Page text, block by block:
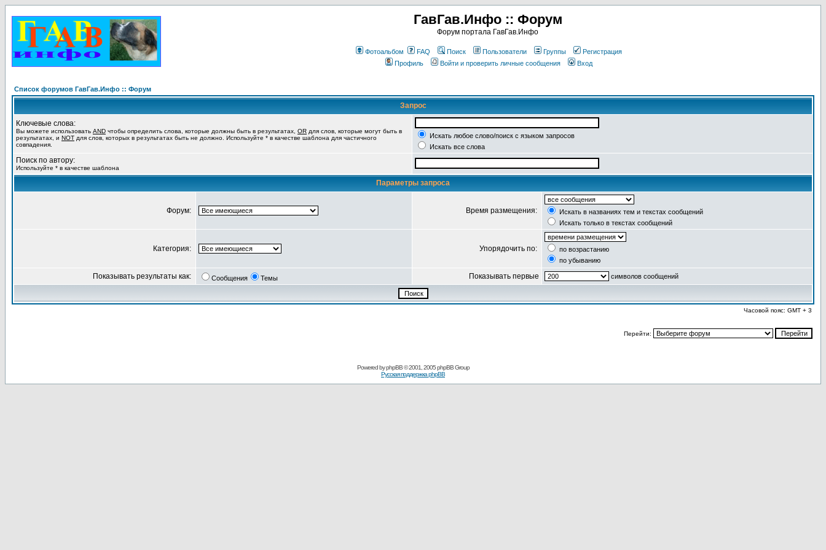
ГавГав.Инфо :: Форум
Форум портала ГавГав.Инфо
Фотоальбом FAQ Поиск Пользователи Группы
Регистрация
Профиль
Войти и проверить личные сообщения Вход
Список форумов ГавГав.Инфо :: Форум
Запрос
Ключевые слова:
Вы можете использовать AND чтобы определить слова, которые должны быть в результатах, OR для слов, которые могут быть в
результатах, и NOT для слов, которых в результатах быть не должно. Используйте * в качестве шаблона для частичного
совпадения.
Искать любое слово/поиск с языком запросов
Искать все слова
Поиск по автору:
Используйте * в качестве шаблона
Параметры запроса
Форум: Время размещения:
Искать в названиях тем и текстах сообщений
Искать только в текстах сообщений
Категория: Упорядочить по:
по возрастанию
по убыванию
Показывать результаты как: Сообщения Темы Показывать первые символов сообщений
Часовой пояс: GMT + 3
Перейти:
Powered byphpBB© 2001, 2005 phpBB Group
Русская поддержка phpBB